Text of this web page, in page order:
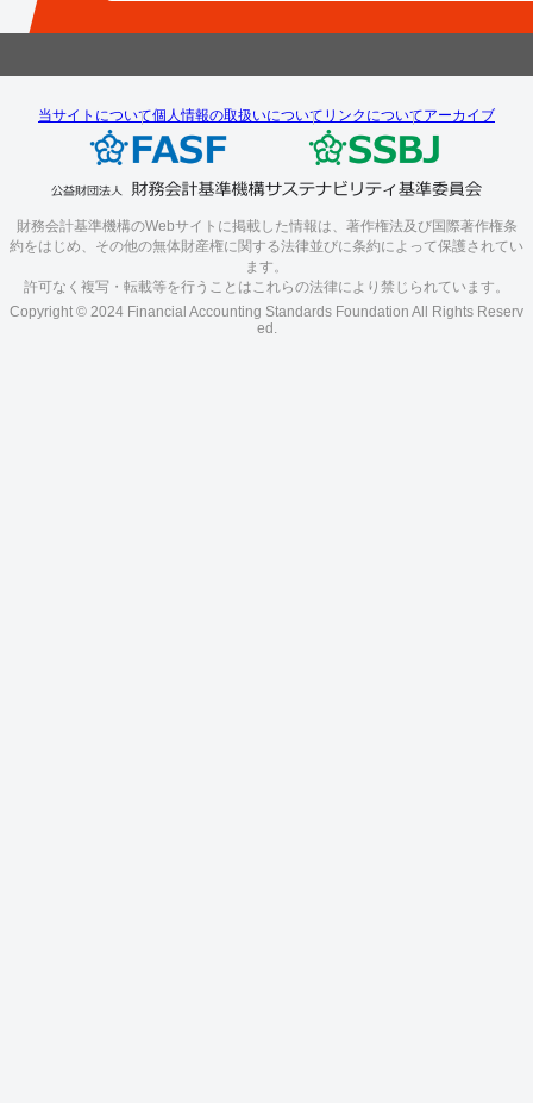
当サイトについて個人情報の取扱いについて リンクについてアーカイブ
財務会計基準機構のWebサイトに掲載した情報は、著作権法及び国際著作権条
約をはじめ、その他の無体財産権に関する法律並びに条約によって保護されてい
ます。
許可なく複写・転載等を行うことはこれらの法律により禁じられています。
Copyright © 2024 Financial Accounting Standards Foundation All Rights Reserv
ed.